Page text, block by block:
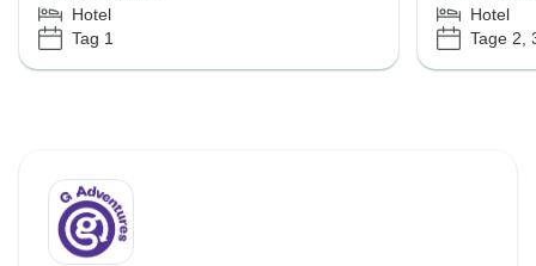
Hotel
Tag 1
Hotel
Tage 2,